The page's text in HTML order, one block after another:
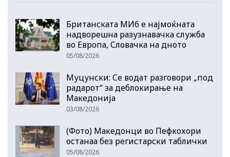
Британската МИ6 е најмоќната
надворешна разузнавачка служба
во Европа, Словачка на дното
05/08/2026
Муцунски: Се водат разговори „под
радарот“ за деблокирање на
Македонија
03/08/2026
(Фото) Македонци во Пефкохори
останаа без регистарски таблички
05/08/2026